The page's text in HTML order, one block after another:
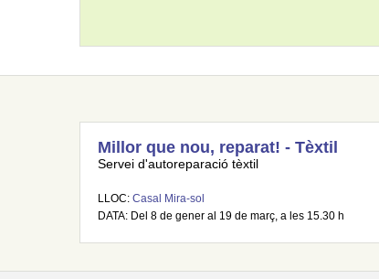
Millor que nou, reparat! - Tèxtil
Servei d'autoreparació tèxtil
LLOC: Casal Mira-sol
DATA: Del 8 de gener al 19 de març, a les 15.30 h